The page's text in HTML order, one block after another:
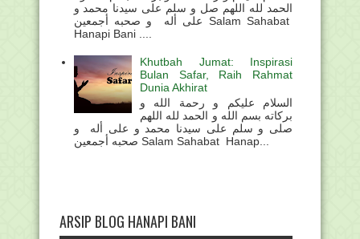
الحمد لله اللهم صل و سلم على سيدنا محمد و
على أله و صحبه أجمعين Salam Sahabat
Hanapi Bani ....
Khutbah Jumat: Inspirasi
Bulan Safar, Raih Rahmat
Dunia Akhirat
السلام عليكم و رحمة الله و
بركاته بسم الله و الحمد لله اللهم
صلى و سلم على سيدنا محمد و على أله و
صحبه أجمعين Salam Sahabat Hanap...
ARSIP BLOG HANAPI BANI